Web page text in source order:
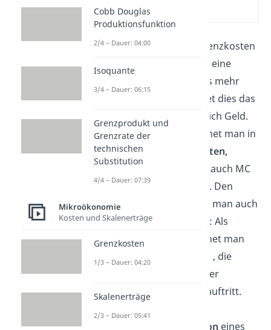
Betrachten wir die Grenzkosten
etwas genauer. Wenn eine
Einheit eines Produkts mehr
produziert wird, kostet dies das
Unternehmen zusätzlich Geld.
Diese Kosten bezeichnet man in
der VWL als
Grenzkosten,
Marginalkosten
oder auch MC
(engl. marginal costs). Den
Zusammenhang kann man auch
umgekehrt darstellen: Als
Grenzkosten bezeichnet man
, die
aufgrund einer weniger
produzierten Einheit auftritt.
Gesamtkostenfunktion eines
Cobb Douglas
Produktionsfunktion
2/4 – Dauer: 04:00
Isoquante
3/4 – Dauer: 06:15
Grenzprodukt und
Grenzrate der
technischen
Substitution
4/4 – Dauer: 07:39
Mikroökonomie
Kosten und Skalenerträge
Grenzkosten
1/3 – Dauer: 04:20
Skalenerträge
2/3 – Dauer: 05:41